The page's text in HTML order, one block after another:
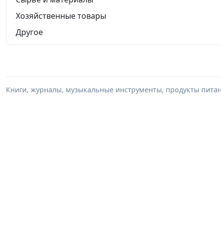
Хозяйственные товары
Другое
Книги, журналы, музыкальные инструменты, продукты